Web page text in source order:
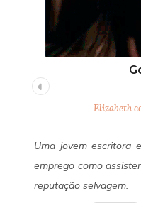
Elizabeth
Uma jovem escritora
emprego como
reputação selvagem.